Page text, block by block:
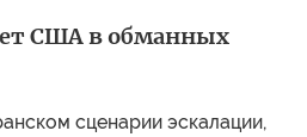
США в обманных
сценарии эскалации,